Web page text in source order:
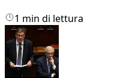
1 min di lettura